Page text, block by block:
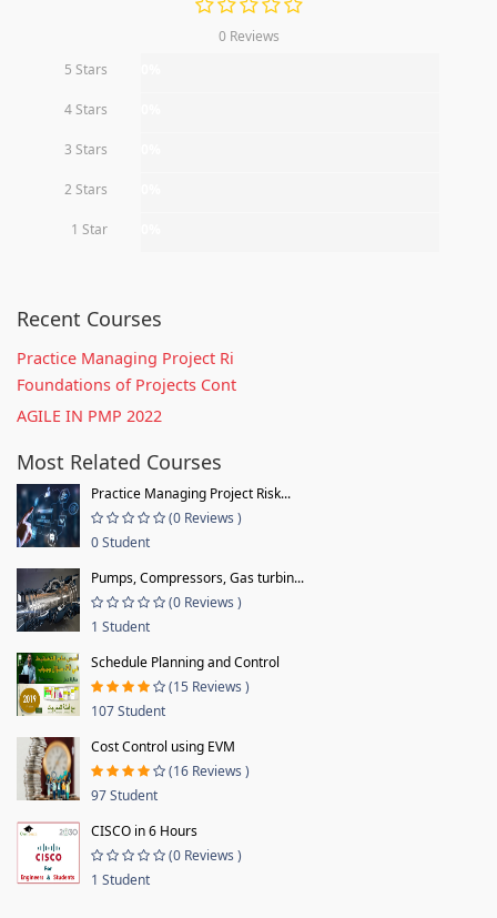
0 Reviews
5 Stars
4 Stars
3 Stars
2 Stars
1 Star
Recent Courses
Practice Managing Project Ri
Foundations of Projects Cont
AGILE IN PMP 2022
Most Related Courses
Practice Managing Project Risk...
(0 Reviews )
0 Student
Pumps, Compressors, Gas turbin...
(0 Reviews )
1 Student
Schedule Planning and Control
(15 Reviews )
107 Student
Cost Control using EVM
(16 Reviews )
97 Student
CISCO in 6 Hours
(0 Reviews )
1 Student